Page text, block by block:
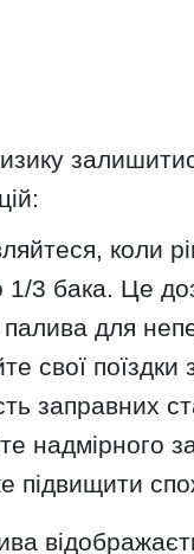
коли
1/3 бака. Це
для
свої поїздки
заправних
надмірного
підвищити